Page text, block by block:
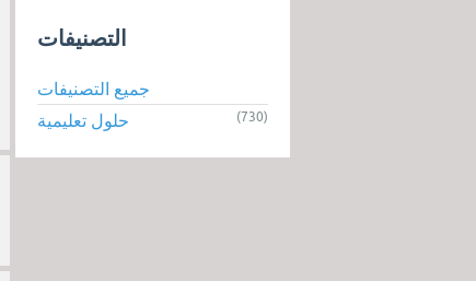
التصنيفات
جميع التصنيفات
حلول تعليمية
(730)